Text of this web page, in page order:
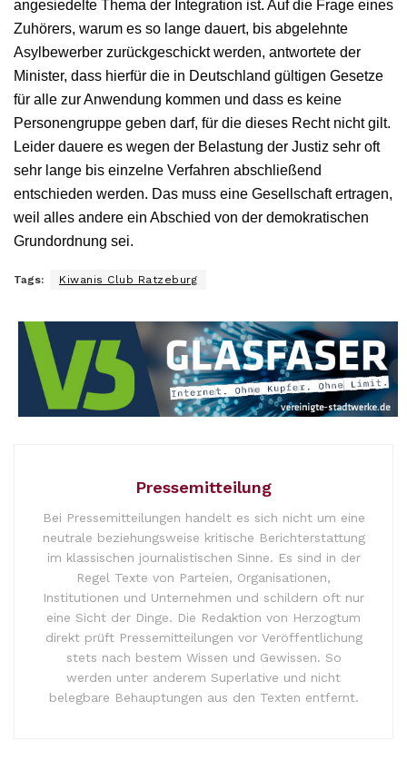
angesiedelte Thema der Integration ist. Auf die Frage eines
Zuhörers, warum es so lange dauert, bis abgelehnte
Asylbewerber zurückgeschickt werden, antwortete der
Minister, dass hierfür die in Deutschland gültigen Gesetze
für alle zur Anwendung kommen und dass es keine
Personengruppe geben darf, für die dieses Recht nicht gilt.
Leider dauere es wegen der Belastung der Justiz sehr oft
sehr lange bis einzelne Verfahren abschließend
entschieden werden. Das muss eine Gesellschaft ertragen,
weil alles andere ein Abschied von der demokratischen
Grundordnung sei.
Tags: Kiwanis Club Ratzeburg
Pressemitteilung
Bei Pressemitteilungen handelt es sich nicht um eine
neutrale beziehungsweise kritische Berichterstattung
im klassischen journalistischen Sinne. Es sind in der
Regel Texte von Parteien, Organisationen,
Institutionen und Unternehmen und schildern oft nur
eine Sicht der Dinge. Die Redaktion von Herzogtum
direkt prüft Pressemitteilungen vor Veröffentlichung
stets nach bestem Wissen und Gewissen. So
werden unter anderem Superlative und nicht
belegbare Behauptungen aus den Texten entfernt.